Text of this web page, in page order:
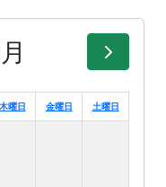
木曜日 金曜日 土曜日